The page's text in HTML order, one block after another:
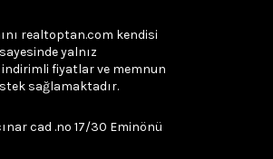
realtoptan.com kendisi
yalnız
fiyatlar ve memnun
sağlamaktadır.
cad .no 17/30 Eminönü